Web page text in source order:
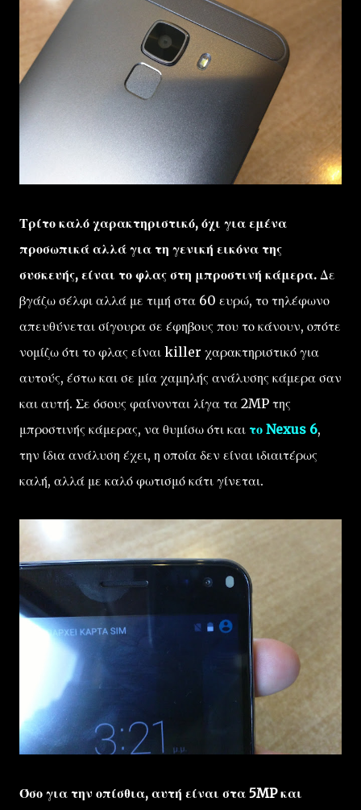
Τρίτο καλό χαρακτηριστικό, όχι για εμένα
προσωπικά αλλά για τη γενική εικόνα της
συσκευής, είναι το φλας στη μπροστινή κάμερα. Δε
βγάζω σέλφι αλλά με τιμή στα 60 ευρώ, το τηλέφωνο
απευθύνεται σίγουρα σε έφηβους που το κάνουν, οπότε
νομίζω ότι το φλας είναι killer χαρακτηριστικό για
αυτούς, έστω και σε μία χαμηλής ανάλυσης κάμερα σαν
και αυτή. Σε όσους φαίνονται λίγα τα 2MP της
μπροστινής κάμερας, να θυμίσω ότι και το Nexus 6,
την ίδια ανάλυση έχει, η οποία δεν είναι ιδιαιτέρως
καλή, αλλά με καλό φωτισμό κάτι γίνεται.
Όσο για την οπίσθια, αυτή είναι στα 5MP και